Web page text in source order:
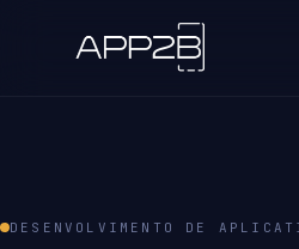
DESENVOLVIMENTO DE